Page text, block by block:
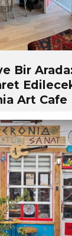
Bir
Art Cafe